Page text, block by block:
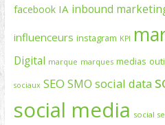
facebook IA inbound
influenceurs instagram KPI
Digital marque marques medias
sociaux SEO SMO social data
social media social